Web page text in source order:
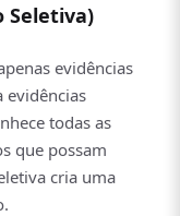
Seletiva)
evidências
evidências
todas as
que possam
cria uma